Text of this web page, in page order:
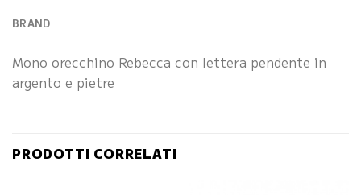
BRAND
Mono orecchino Rebecca con lettera pendente in
argento e pietre
PRODOTTI CORRELATI